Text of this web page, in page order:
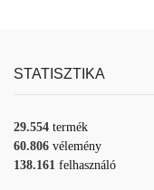
STATISZTIKA
29.554 termék
60.806 vélemény
138.161 felhasználó